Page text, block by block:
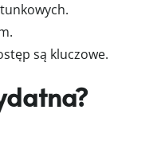
są kluczowe.